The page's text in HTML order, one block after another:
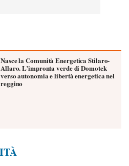
Nasce la Comunità Energetica Stilaro-
Allaro. L’impronta verde di Domotek
verso autonomia e libertà energetica nel
reggino